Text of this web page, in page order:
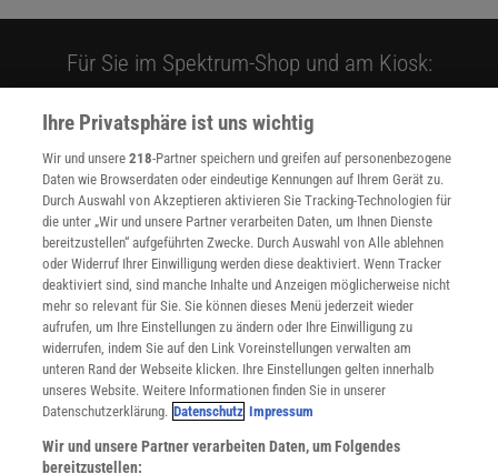
Für Sie im Spektrum-Shop und am Kiosk:
WEITERE NEUERSCHEINUNGEN SPEKTRUM SHOP
Spektrum.de-Newsletter abonnieren
JETZT ANMELDEN!
mit Ihren personenbezogenen Daten finden Sie in unsererDatenschutzerklärung
Ihre Privatsphäre ist uns wichtig
Wir und unsere218-Partner speichern und greifen auf personenbezogene
Daten wie Browserdaten oder eindeutige Kennungen auf Ihrem Gerät zu.
Durch Auswahl von Akzeptieren aktivieren Sie Tracking-Technologien für
die unter „Wir und unsere Partner verarbeiten Daten, um Ihnen Dienste
bereitzustellen“ aufgeführten Zwecke. Durch Auswahl von Alle ablehnen
oder Widerruf Ihrer Einwilligung werden diese deaktiviert. Wenn Tracker
deaktiviert sind, sind manche Inhalte und Anzeigen möglicherweise nicht
mehr so relevant für Sie. Sie können dieses Menü jederzeit wieder
aufrufen, um Ihre Einstellungen zu ändern oder Ihre Einwilligung zu
widerrufen, indem Sie auf den Link Voreinstellungen verwalten am
unteren Rand der Webseite klicken. Ihre Einstellungen gelten innerhalb
unseres Website. Weitere Informationen finden Sie in unserer
Datenschutzerklärung. Datenschutz Impressum
Wir und unsere Partner verarbeiten Daten, um Folgendes
bereitzustellen: